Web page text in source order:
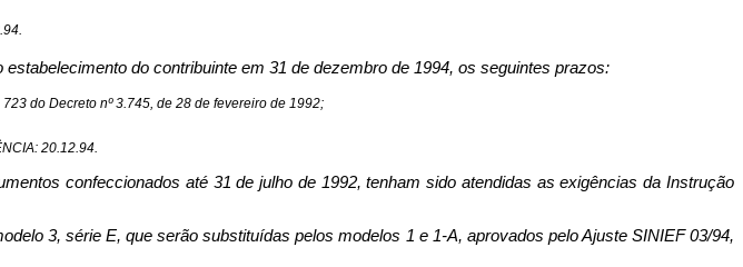
do contribuinte em 31 de dezembro de 1994, os seguintes prazos:
do Decreto nº 3.745, de 28 de fevereiro de 1992;
20.12.94.
confeccionados até 31 de julho de 1992, tenham sido atendidas as exigências da Instrução
3, série E, que serão substituídas pelos modelos 1 e 1-A, aprovados pelo Ajuste SINIEF 03/94,